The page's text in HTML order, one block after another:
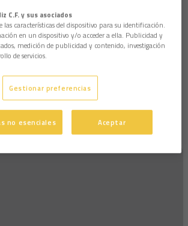
tras Cádiz-Lugo (27-01-18)
C.F. y sus asociados
características del dispositivo para su identificación.
en un dispositivo y/o acceder a ella. Publicidad y
medición de publicidad y contenido, investigación
de servicios.
Gestionar preferencias
no esenciales Aceptar